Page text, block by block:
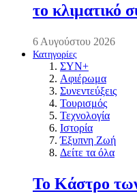
το κλιματικό
6 Αυγούστου 2026
Κατηγορίες
ΣΥΝ+
Αφιέρωμα
Συνεντεύξεις
Τουρισμός
Τεχνολογία
Ιστορία
Έξυπνη Ζωή
Δείτε τα όλα
Το Κάστρο